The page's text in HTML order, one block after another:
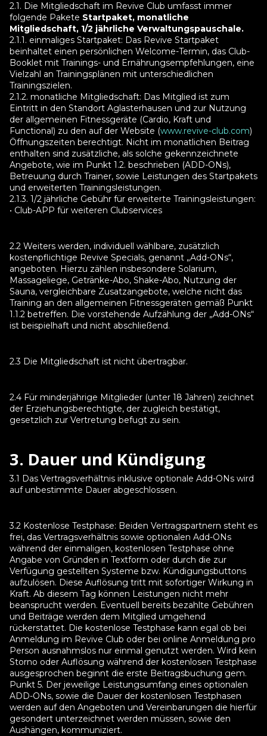
2.1. Die Mitgliedschaft im Revive Club umfasst immer
folgende Pakete Startpaket, monatliche
Mitgliedschaft, 1/2 jährliche Verwaltungspauschale.
2.1.1. einmaliges Startpaket: Das Revive Startpaket
beinhaltet einen persönlichen Welcome-Termin, das Club-
Booklet mit Trainings- und Ernährungsempfehlungen, eine
Vielzahl an Trainingsplänen mit unterschiedlichen
Trainingszielen.
2.1.2. monatliche Mitgliedschaft: Das Mitglied ist zum
Eintritt in den Standort Aglasterhausen und zur Nutzung
der allgemeinen Fitnessgeräte (Cardio, Kraft und
Functional) zu den auf der Website (www.revive-club.com)
Öffnungszeiten berechtigt. Nicht im monatlichen Beitrag
enthalten sind zusätzliche, als solche gekennzeichnete
Angebote, wie im Punkt 1.2. beschrieben (ADD-ONs),
Betreuung durch Trainer, sowie Leistungen des Startpakets
und erweiterten Trainingsleistungen.
2.1.3. 1/2 jährliche Gebühr für erweiterte Trainingsleistungen:
• Club-APP für weiteren Clubservices
2.2 Weiters werden, individuell wählbare, zusätzlich
kostenpflichtige Revive Specials, genannt „Add-ONs“,
angeboten. Hierzu zählen insbesondere Solarium,
Massageliege, Getränke-Abo, Shake-Abo, Nutzung der
Sauna, vergleichbare Zusatzangebote, welche nicht das
Training an den allgemeinen Fitnessgeräten gemäß Punkt
1.1.2 betreffen. Die vorstehende Aufzählung der „Add-ONs“
ist beispielhaft und nicht abschließend.
2.3 Die Mitgliedschaft ist nicht übertragbar.
2.4 Für minderjährige Mitglieder (unter 18 Jahren) zeichnet
der Erziehungsberechtigte, der zugleich bestätigt,
gesetzlich zur Vertretung befugt zu sein.
3. Dauer und Kündigung
3.1 Das Vertragsverhältnis inklusive optionale Add-ONs wird
auf unbestimmte Dauer abgeschlossen.
3.2 Kostenlose Testphase: Beiden Vertragspartnern steht es
frei, das Vertragsverhältnis sowie optionalen Add-ONs
während der einmaligen, kostenlosen Testphase ohne
Angabe von Gründen in Textform oder durch die zur
Verfügung gestellten Systeme bzw. Kündigungsbuttons
aufzulösen. Diese Auflösung tritt mit sofortiger Wirkung in
Kraft. Ab diesem Tag können Leistungen nicht mehr
beansprucht werden. Eventuell bereits bezahlte Gebühren
und Beiträge werden dem Mitglied umgehend
rückerstattet. Die kostenlose Testphase kann egal ob bei
Anmeldung im Revive Club oder bei online Anmeldung pro
Person ausnahmslos nur einmal genutzt werden. Wird kein
Storno oder Auflösung während der kostenlosen Testphase
ausgesprochen beginnt die erste Beitragsbuchung gem.
Punkt 5. Der jeweilige Leistungsumfang eines optionalen
ADD-ONs, sowie die Dauer der kostenlosen Testphasen
werden auf den Angeboten und Vereinbarungen die hierfür
gesondert unterzeichnet werden müssen, sowie den
Aushängen, kommuniziert.